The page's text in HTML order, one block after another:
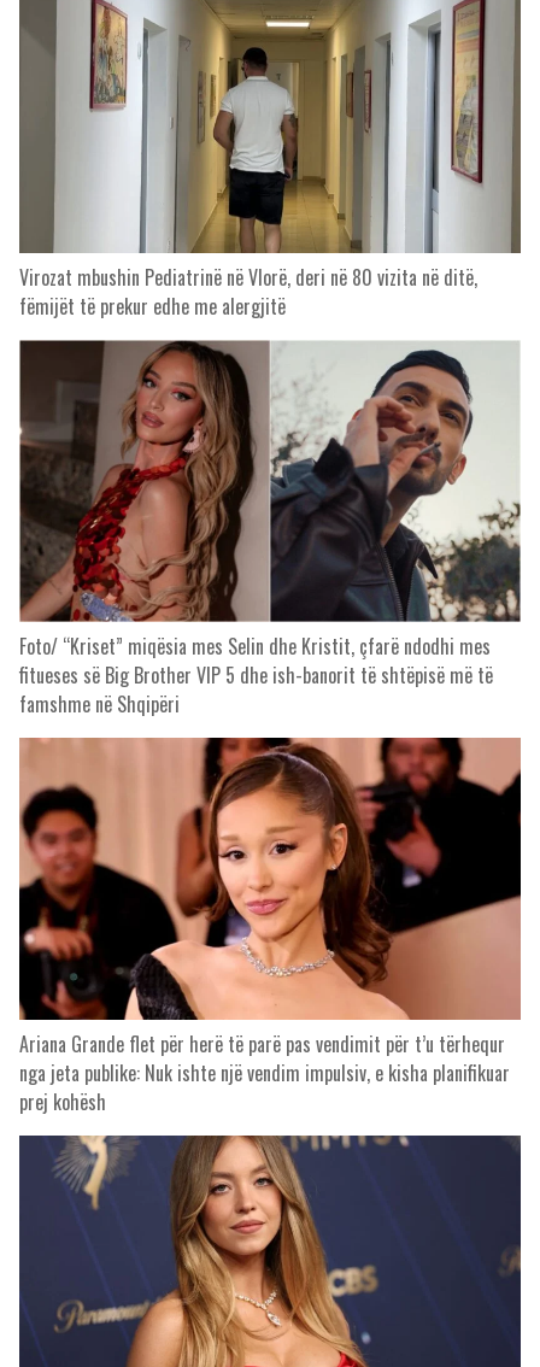
Virozat mbushin Pediatrinë në Vlorë, deri në 80 vizita në ditë,
fëmijët të prekur edhe me alergjitë
Foto/ “Kriset” miqësia mes Selin dhe Kristit, çfarë ndodhi mes
fitueses së Big Brother VIP 5 dhe ish-banorit të shtëpisë më të
famshme në Shqipëri
Ariana Grande flet për herë të parë pas vendimit për t’u tërhequr
nga jeta publike: Nuk ishte një vendim impulsiv, e kisha planifikuar
prej kohësh